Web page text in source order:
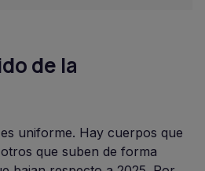
de la
uniforme. Hay cuerpos que
que suben de forma